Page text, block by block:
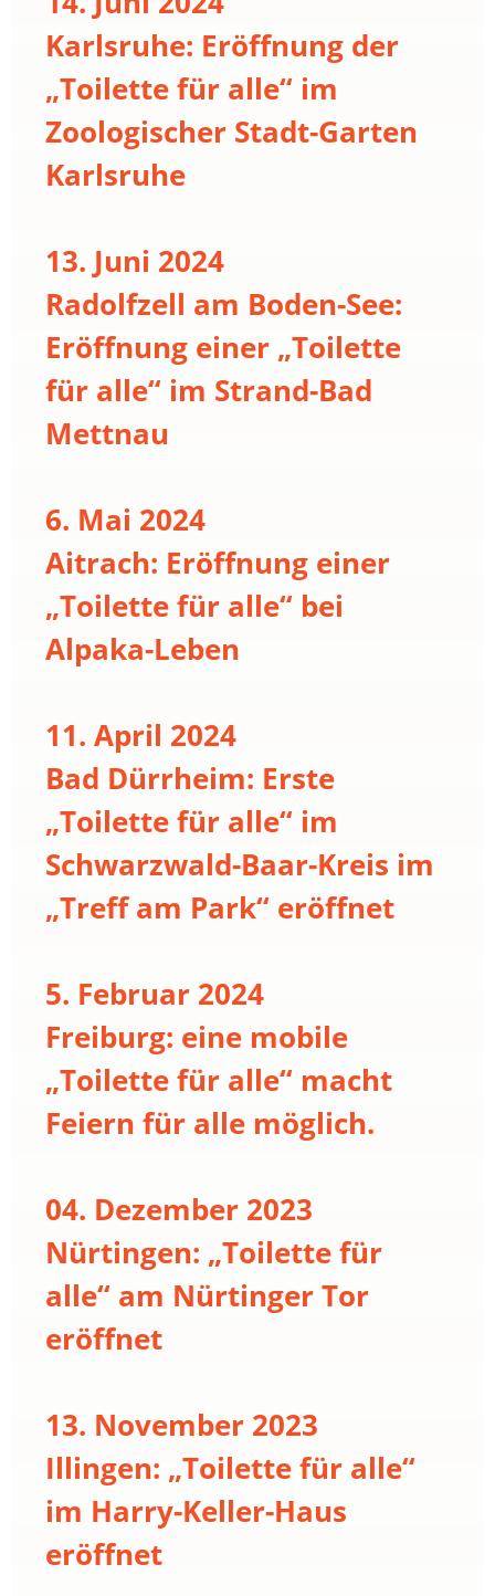
Karlsruhe: Eröffnung der
„Toilette für alle“ im
Zoologischer Stadt-Garten
Karlsruhe
13. Juni 2024
Radolfzell am Boden-See:
Eröffnung einer „Toilette
für alle“ im Strand-Bad
Mettnau
6. Mai 2024
Aitrach: Eröffnung einer
„Toilette für alle“ bei
Alpaka-Leben
11. April 2024
Bad Dürrheim: Erste
„Toilette für alle“ im
Schwarzwald-Baar-Kreis im
„Treff am Park“ eröffnet
5. Februar 2024
Freiburg: eine mobile
„Toilette für alle“ macht
Feiern für alle möglich.
04. Dezember 2023
Nürtingen: „Toilette für
alle“ am Nürtinger Tor
eröffnet
13. November 2023
Illingen: „Toilette für alle“
im Harry-Keller-Haus
eröffnet